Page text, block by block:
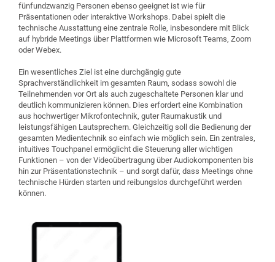
fünfundzwanzig Personen ebenso geeignet ist wie für
Präsentationen oder interaktive Workshops. Dabei spielt die
technische Ausstattung eine zentrale Rolle, insbesondere mit Blick
auf hybride Meetings über Plattformen wie Microsoft Teams, Zoom
oder Webex.
Ein wesentliches Ziel ist eine durchgängig gute
Sprachverständlichkeit im gesamten Raum, sodass sowohl die
Teilnehmenden vor Ort als auch zugeschaltete Personen klar und
deutlich kommunizieren können. Dies erfordert eine Kombination
aus hochwertiger Mikrofontechnik, guter Raumakustik und
leistungsfähigen Lautsprechern. Gleichzeitig soll die Bedienung der
gesamten Medientechnik so einfach wie möglich sein. Ein zentrales,
intuitives Touchpanel ermöglicht die Steuerung aller wichtigen
Funktionen – von der Videoübertragung über Audiokomponenten bis
hin zur Präsentationstechnik – und sorgt dafür, dass Meetings ohne
technische Hürden starten und reibungslos durchgeführt werden
können.